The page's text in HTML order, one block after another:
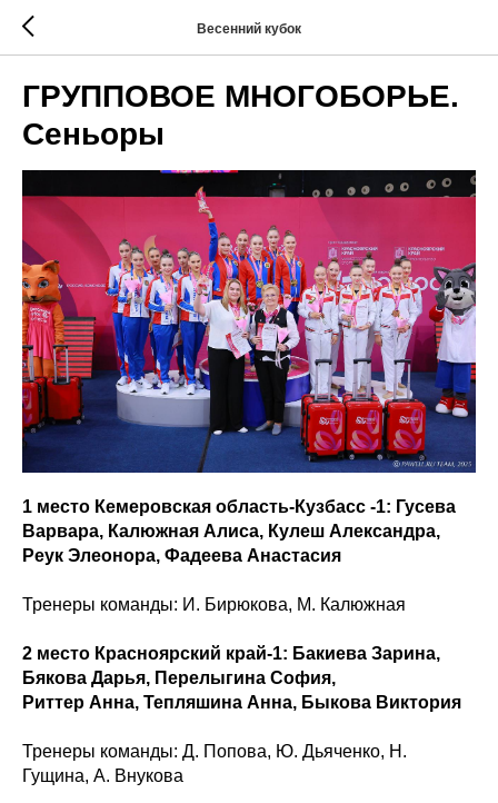
Весенний кубок
ГРУППОВОЕ МНОГОБОРЬЕ.
Сеньоры
1 место Кемеровская область-Кузбасс -1: Гусева
Варвара, Калюжная Алиса, Кулеш Александра,
Реук Элеонора, Фадеева Анастасия
Тренеры команды: И. Бирюкова, М. Калюжная
2 место Красноярский край-1: Бакиева Зарина,
Бякова Дарья, Перелыгина София,
Риттер Анна, Тепляшина Анна, Быкова Виктория
Тренеры команды: Д. Попова, Ю. Дьяченко, Н.
Гущина, А. Внукова